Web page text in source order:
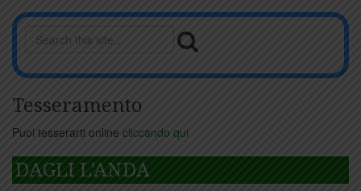
Tesseramento
Puoi tesserarti online cliccando qui
DAGLI L'ANDA